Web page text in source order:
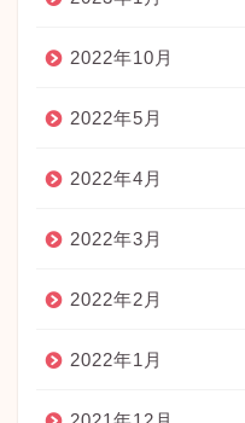
2022年10月
2022年5月
2022年4月
2022年3月
2022年2月
2022年1月